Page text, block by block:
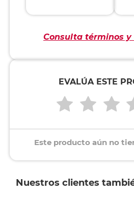
Consulta términos y
EVALÚA ESTE
Este producto aún no
Nuestros clientes